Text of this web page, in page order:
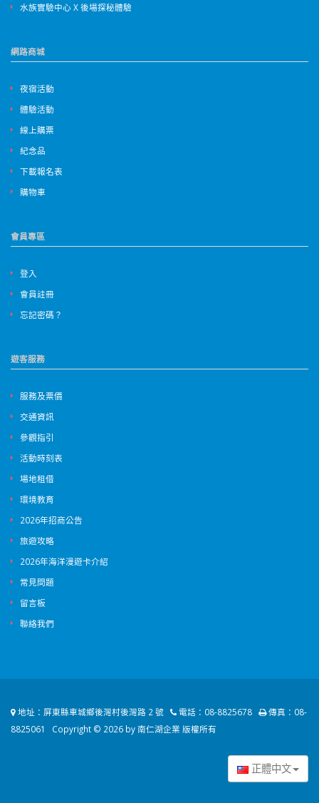
水族實驗中心 X 後場探秘體驗
網路商城
夜宿活動
體驗活動
線上購票
紀念品
下載報名表
購物車
會員專區
登入
會員註冊
忘記密碼？
遊客服務
服務及票價
交通資訊
參觀指引
活動時刻表
場地租借
環境教育
2026年招商公告
旅遊攻略
2026年海洋漫遊卡介紹
常見問題
留言板
聯絡我們
地址： 屏東縣車城鄉後灣村後灣路 2 號 電話： 08-8825678 傳真： 08-
8825061
Copyright © 2026 by 南仁湖企業 版權所有
正體中文